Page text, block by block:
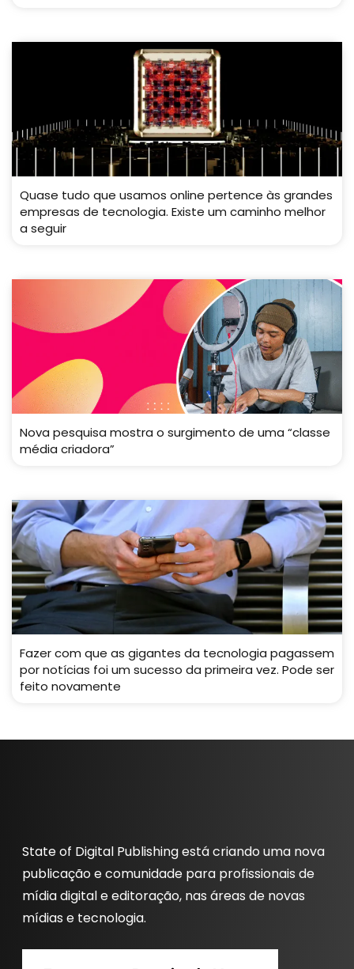
Quase tudo que usamos online pertence às grandes
empresas de tecnologia. Existe um caminho melhor
a seguir
Nova pesquisa mostra o surgimento de uma “classe
média criadora”
Fazer com que as gigantes da tecnologia pagassem
por notícias foi um sucesso da primeira vez. Pode ser
feito novamente
State of Digital Publishing está criando uma nova
publicação e comunidade para profissionais de
mídia digital e editoração, nas áreas de novas
mídias e tecnologia.